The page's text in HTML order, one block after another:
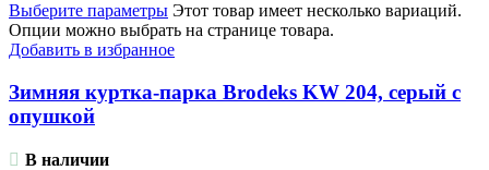
Выберите параметры Этот товар имеет несколько вариаций.
Опции можно выбрать на странице товара.
Добавить в избранное
Зимняя куртка-парка Brodeks KW 204, серый с
опушкой
В наличии